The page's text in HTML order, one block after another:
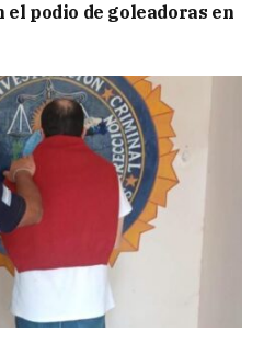
podio de goleadoras en